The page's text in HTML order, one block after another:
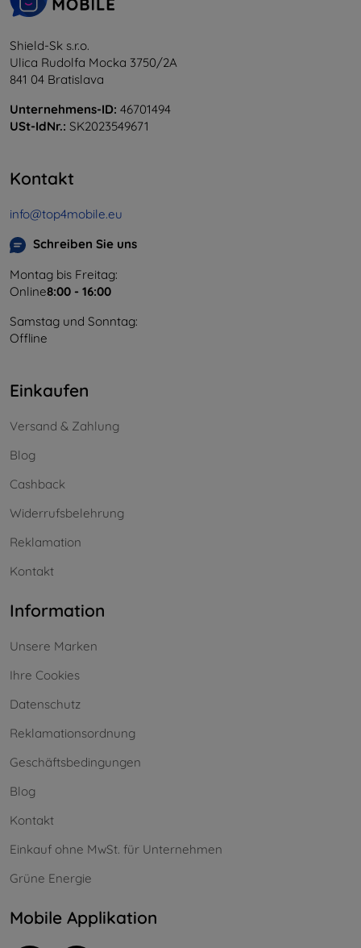
Shield-Sk s.r.o.
Ulica Rudolfa Mocka 3750/2A
841 04 Bratislava
Unternehmens-ID: 46701494
USt-IdNr.: SK2023549671
Kontakt
info@top4mobile.eu
Schreiben Sie uns
Montag bis Freitag:
Online8:00 - 16:00
Samstag und Sonntag:
Offline
Einkaufen
Versand & Zahlung
Blog
Cashback
Widerrufsbelehrung
Reklamation
Kontakt
Information
Unsere Marken
Ihre Cookies
Datenschutz
Reklamationsordnung
Geschäftsbedingungen
Blog
Kontakt
Einkauf ohne MwSt. für Unternehmen
Grüne Energie
Mobile Applikation